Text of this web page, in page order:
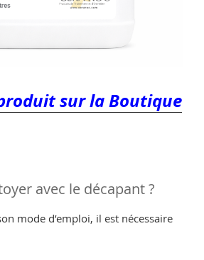
sur la Boutique
avec le décapant ?
mode d’emploi, il est nécessaire